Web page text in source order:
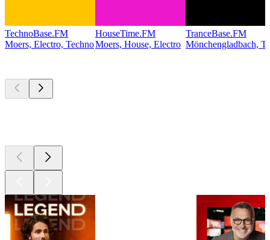
TechnoBase.FM
Moers, Electro, Techno
HouseTime.FM
Moers, House, Electro
TranceBase.FM
Mönchengladbach,